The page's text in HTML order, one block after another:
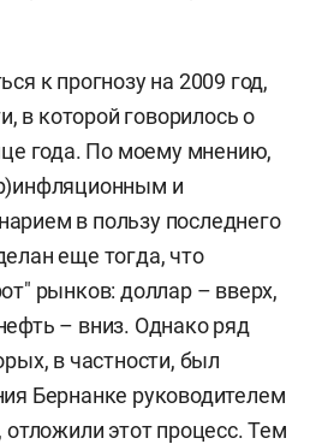
к прогнозу на 2009 год,
в которой говорилось о
года. По моему мнению,
и
в пользу последнего
еще тогда, что
рынков: доллар – вверх,
– вниз. Однако ряд
в частности, был
Бернанке руководителем
этот процесс. Тем